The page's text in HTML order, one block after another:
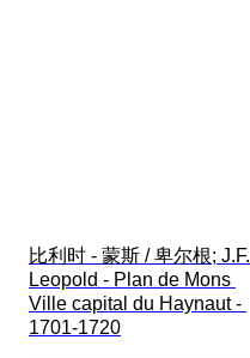
比利时 - 蒙斯 / 卑尔根; J.F.
Leopold - Plan de Mons
Ville capital du Haynaut -
1701-1720